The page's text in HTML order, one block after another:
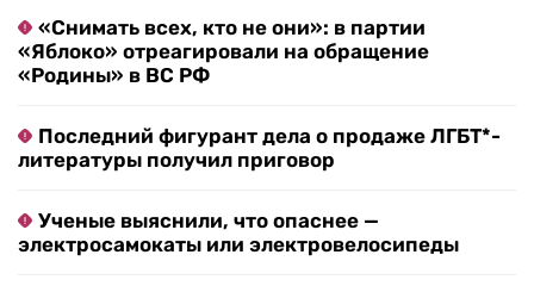
«Снимать всех, кто не они»: в партии
«Яблоко» отреагировали на обращение
«Родины» в ВС РФ
Последний фигурант дела о продаже ЛГБТ*-
литературы получил приговор
Ученые выяснили, что опаснее —
электросамокаты или электровелосипеды